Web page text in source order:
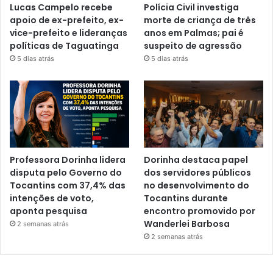
Lucas Campelo recebe
apoio de ex-prefeito, ex-
vice-prefeito e lideranças
políticas de Taguatinga
5 dias atrás
Polícia Civil investiga
morte de criança de três
anos em Palmas; pai é
suspeito de agressão
5 dias atrás
Professora Dorinha lidera
disputa pelo Governo do
Tocantins com 37,4% das
intenções de voto,
aponta pesquisa
2 semanas atrás
Dorinha destaca papel
dos servidores públicos
no desenvolvimento do
Tocantins durante
encontro promovido por
Wanderlei Barbosa
2 semanas atrás